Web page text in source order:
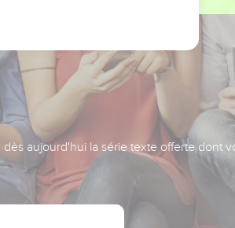
aujourd'hui la série texte offerte dont